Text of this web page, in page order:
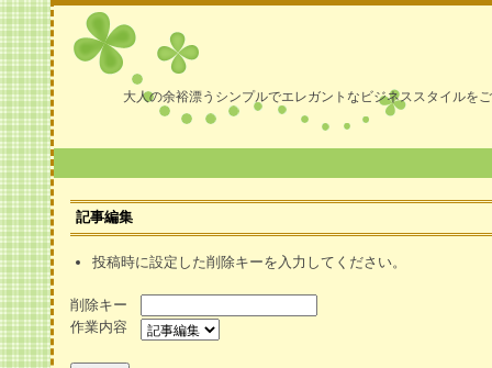
大人の余裕漂うシンプルでエレガントなビジネススタイルを
記事編集
投稿時に設定した削除キーを入力してください。
削除キー
作業内容